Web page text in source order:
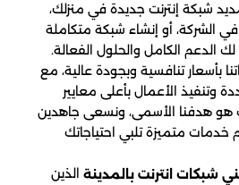
شبكة إنترنت جديدة في منزلك،
في الشركة، أو إنشاء شبكة متكاملة
الدعم الكامل والحلول الفعالة.
بأسعار تنافسية وبجودة عالية، مع
وتنفيذ الأعمال بأعلى معايير
هو هدفنا الأسمى، ونسعى جاهدين
خدمات متميزة تلبي احتياجاتك
شبكات انترنت بالمدينة الذين